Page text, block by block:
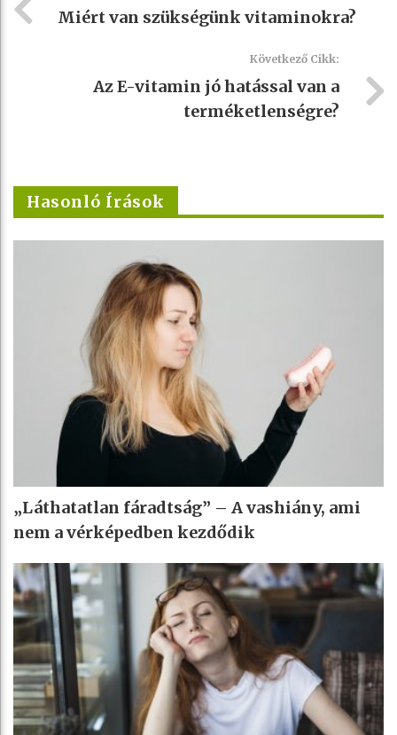
Miért van szükségünk vitaminokra?
Következő Cikk:
Az E-vitamin jó hatással van a
terméketlenségre?
Hasonló Írások
„Láthatatlan fáradtság” – A vashiány, ami
nem a vérképedben kezdődik